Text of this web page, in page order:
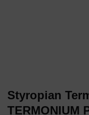
Styropian
TERMONIUM